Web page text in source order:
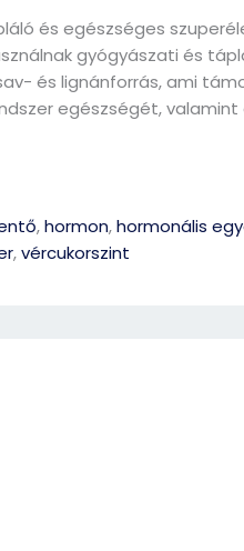
és egészséges
gyógyászati és
és lignánforrás, ami
egészségét, valamint
,hormon,hormonális
,vércukorszint